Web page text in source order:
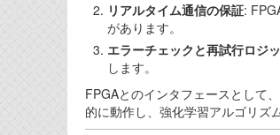
リアルタイム通信の保証:
があります。
エラーチェックと再試行ロジ
します。
FPGAとのインタフェースとして
的に動作し、強化学習アルゴリズ